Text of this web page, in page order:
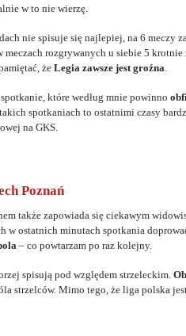
w to nie wierzę.
nie spisuje się najlepiej, na 6 meczy
meczach rozgrywanych u siebie 5
żeLegia zawsze jest groźna.
które według mnie powinno
spotkaniach to ostatnimi czasy
na GKS.
Poznań
także zapowiada się ciekawym
w ostatnich minutach spotkania
– co powtarzam po raz kolejny.
spisują pod względem strzeleckim.
strzelców. Mimo tego, że liga polska